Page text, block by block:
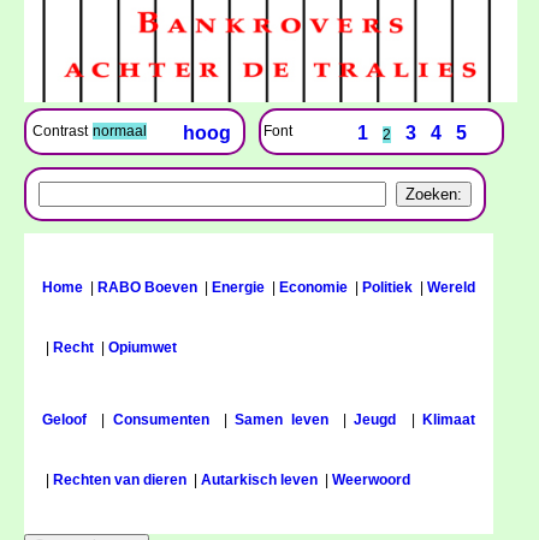
Contrast normaal hoog Font 1 2 3 4 5
Home RABO Boeven Energie Economie Politiek Wereld
Recht Opiumwet
Geloof Consumenten|Samen leven|Jeugd Klimaat
Rechten van dieren Autarkisch leven Weerwoord